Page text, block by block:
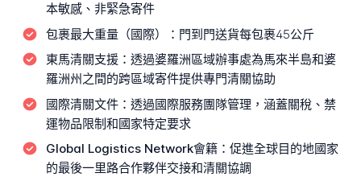
本敏感、非緊急寄件
包裹最大重量（國際）： 門到門送貨每包裹45公斤
東馬清關支援： 透過婆羅洲區域辦事處為馬來半島和婆
羅洲州之間的跨區域寄件提供專門清關協助
國際清關文件： 透過國際服務團隊管理，涵蓋關稅、禁
運物品限制和國家特定要求
Global Logistics Network會籍： 促進全球目的地國家
的最後一里路合作夥伴交接和清關協調